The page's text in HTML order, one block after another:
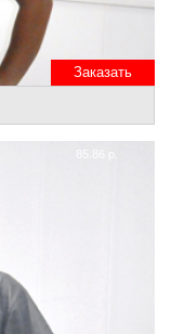
Заказать
85.86 р.